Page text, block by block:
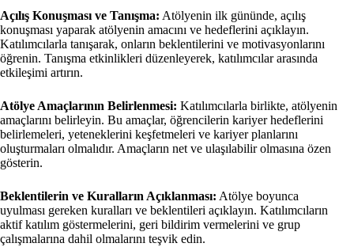
Açılış Konuşması ve Tanışma: Atölyenin ilk gününde, açılış
konuşması yaparak atölyenin amacını ve hedeflerini açıklayın.
Katılımcılarla tanışarak, onların beklentilerini ve motivasyonlarını
öğrenin. Tanışma etkinlikleri düzenleyerek, katılımcılar arasında
etkileşimi artırın.
Atölye Amaçlarının Belirlenmesi: Katılımcılarla birlikte, atölyenin
amaçlarını belirleyin. Bu amaçlar, öğrencilerin kariyer hedeflerini
belirlemeleri, yeteneklerini keşfetmeleri ve kariyer planlarını
oluşturmaları olmalıdır. Amaçların net ve ulaşılabilir olmasına özen
gösterin.
Beklentilerin ve Kuralların Açıklanması: Atölye boyunca
uyulması gereken kuralları ve beklentileri açıklayın. Katılımcıların
aktif katılım göstermelerini, geri bildirim vermelerini ve grup
çalışmalarına dahil olmalarını teşvik edin.